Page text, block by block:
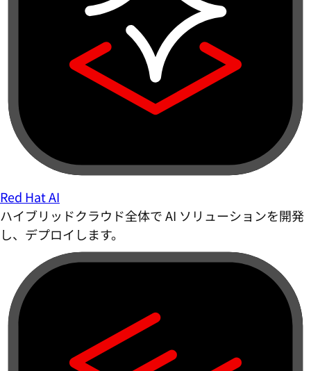
Red Hat AI
ハイブリッドクラウド全体で AI ソリューションを開発
し、デプロイします。